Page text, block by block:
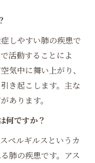
しやすい肺の疾患で
活動することによ
気中に舞い上がり、
き起こします。主な
あります。
何ですか？
ペルギルスというカ
肺の疾患です。アス